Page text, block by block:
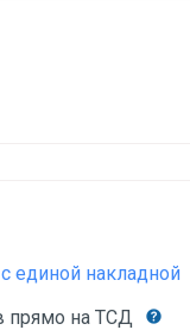
единой накладной
прямо на ТСД